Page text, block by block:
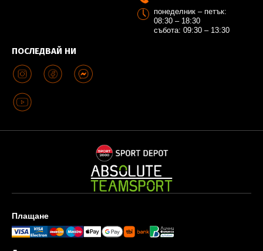
ПОСЛЕДВАЙ НИ
понеделник – петък:
08:30 – 18:30
събота: 09:30 – 13:30
Плащане